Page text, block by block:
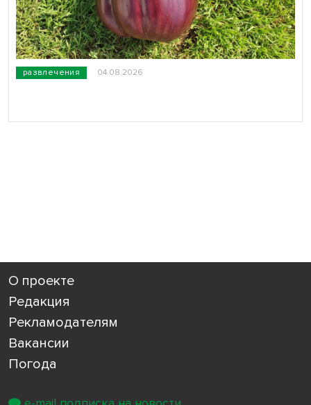
развлечения 04.08.2026
О проекте
Редакция
Рекламодателям
Вакансии
Погода